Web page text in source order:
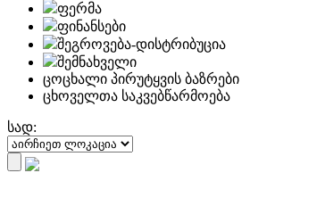
ფერმა
ფინანსები
შეგროვება-დისტრიბუცია
შემნახველი
ცოცხალი პირუტყვის ბაზრები
ცხოველთა საკვებწარმოება
სად: